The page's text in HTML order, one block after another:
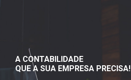
A CONTABILIDADE
QUE A SUA EMPRESA PRECISA!